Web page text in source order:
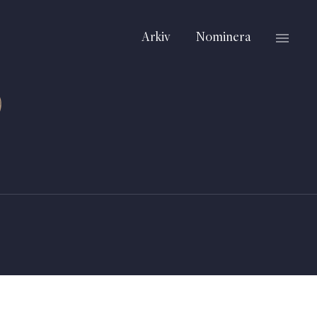
Arkiv Nominera